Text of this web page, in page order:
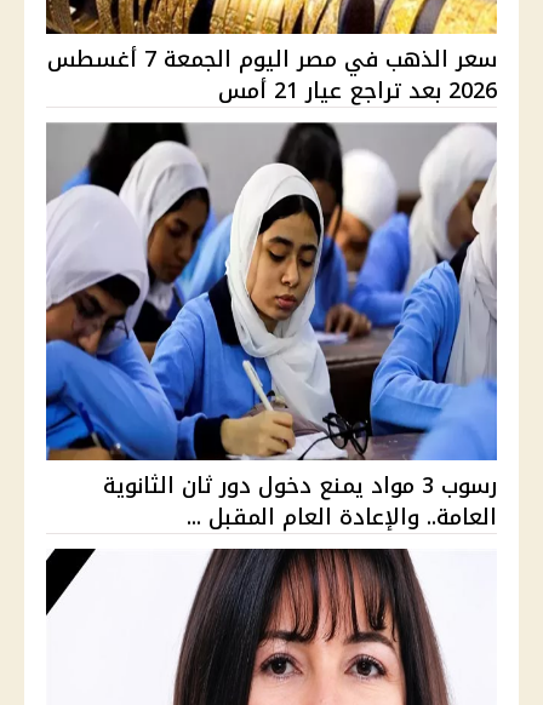
سعر الذهب في مصر اليوم الجمعة 7 أغسطس
2026 بعد تراجع عيار 21 أمس
رسوب 3 مواد يمنع دخول دور ثان الثانوية
العامة.. والإعادة العام المقبل ...